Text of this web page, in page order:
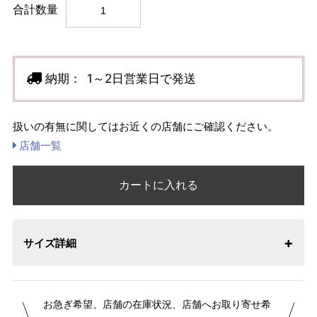
合計数量
納期： 1～2日営業日で発送
扱いの有無に関してはお近くの店舗にご確認ください。
店舗一覧
カートに入れる
サイズ詳細
お急ぎ希望、店舗の在庫状況、店舗へお取り寄せ希